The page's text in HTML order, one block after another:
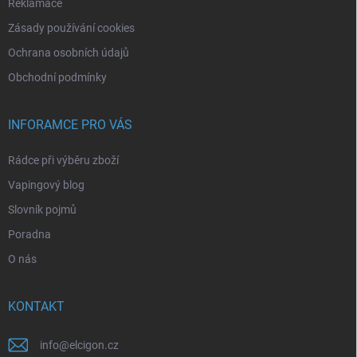
Reklamace
Zásady používání cookies
Ochrana osobních údajů
Obchodní podmínky
INFORAMCE PRO VÁS
Rádce při výběru zboží
Vapingový blog
Slovník pojmů
Poradna
O nás
KONTAKT
info@elcigon.cz